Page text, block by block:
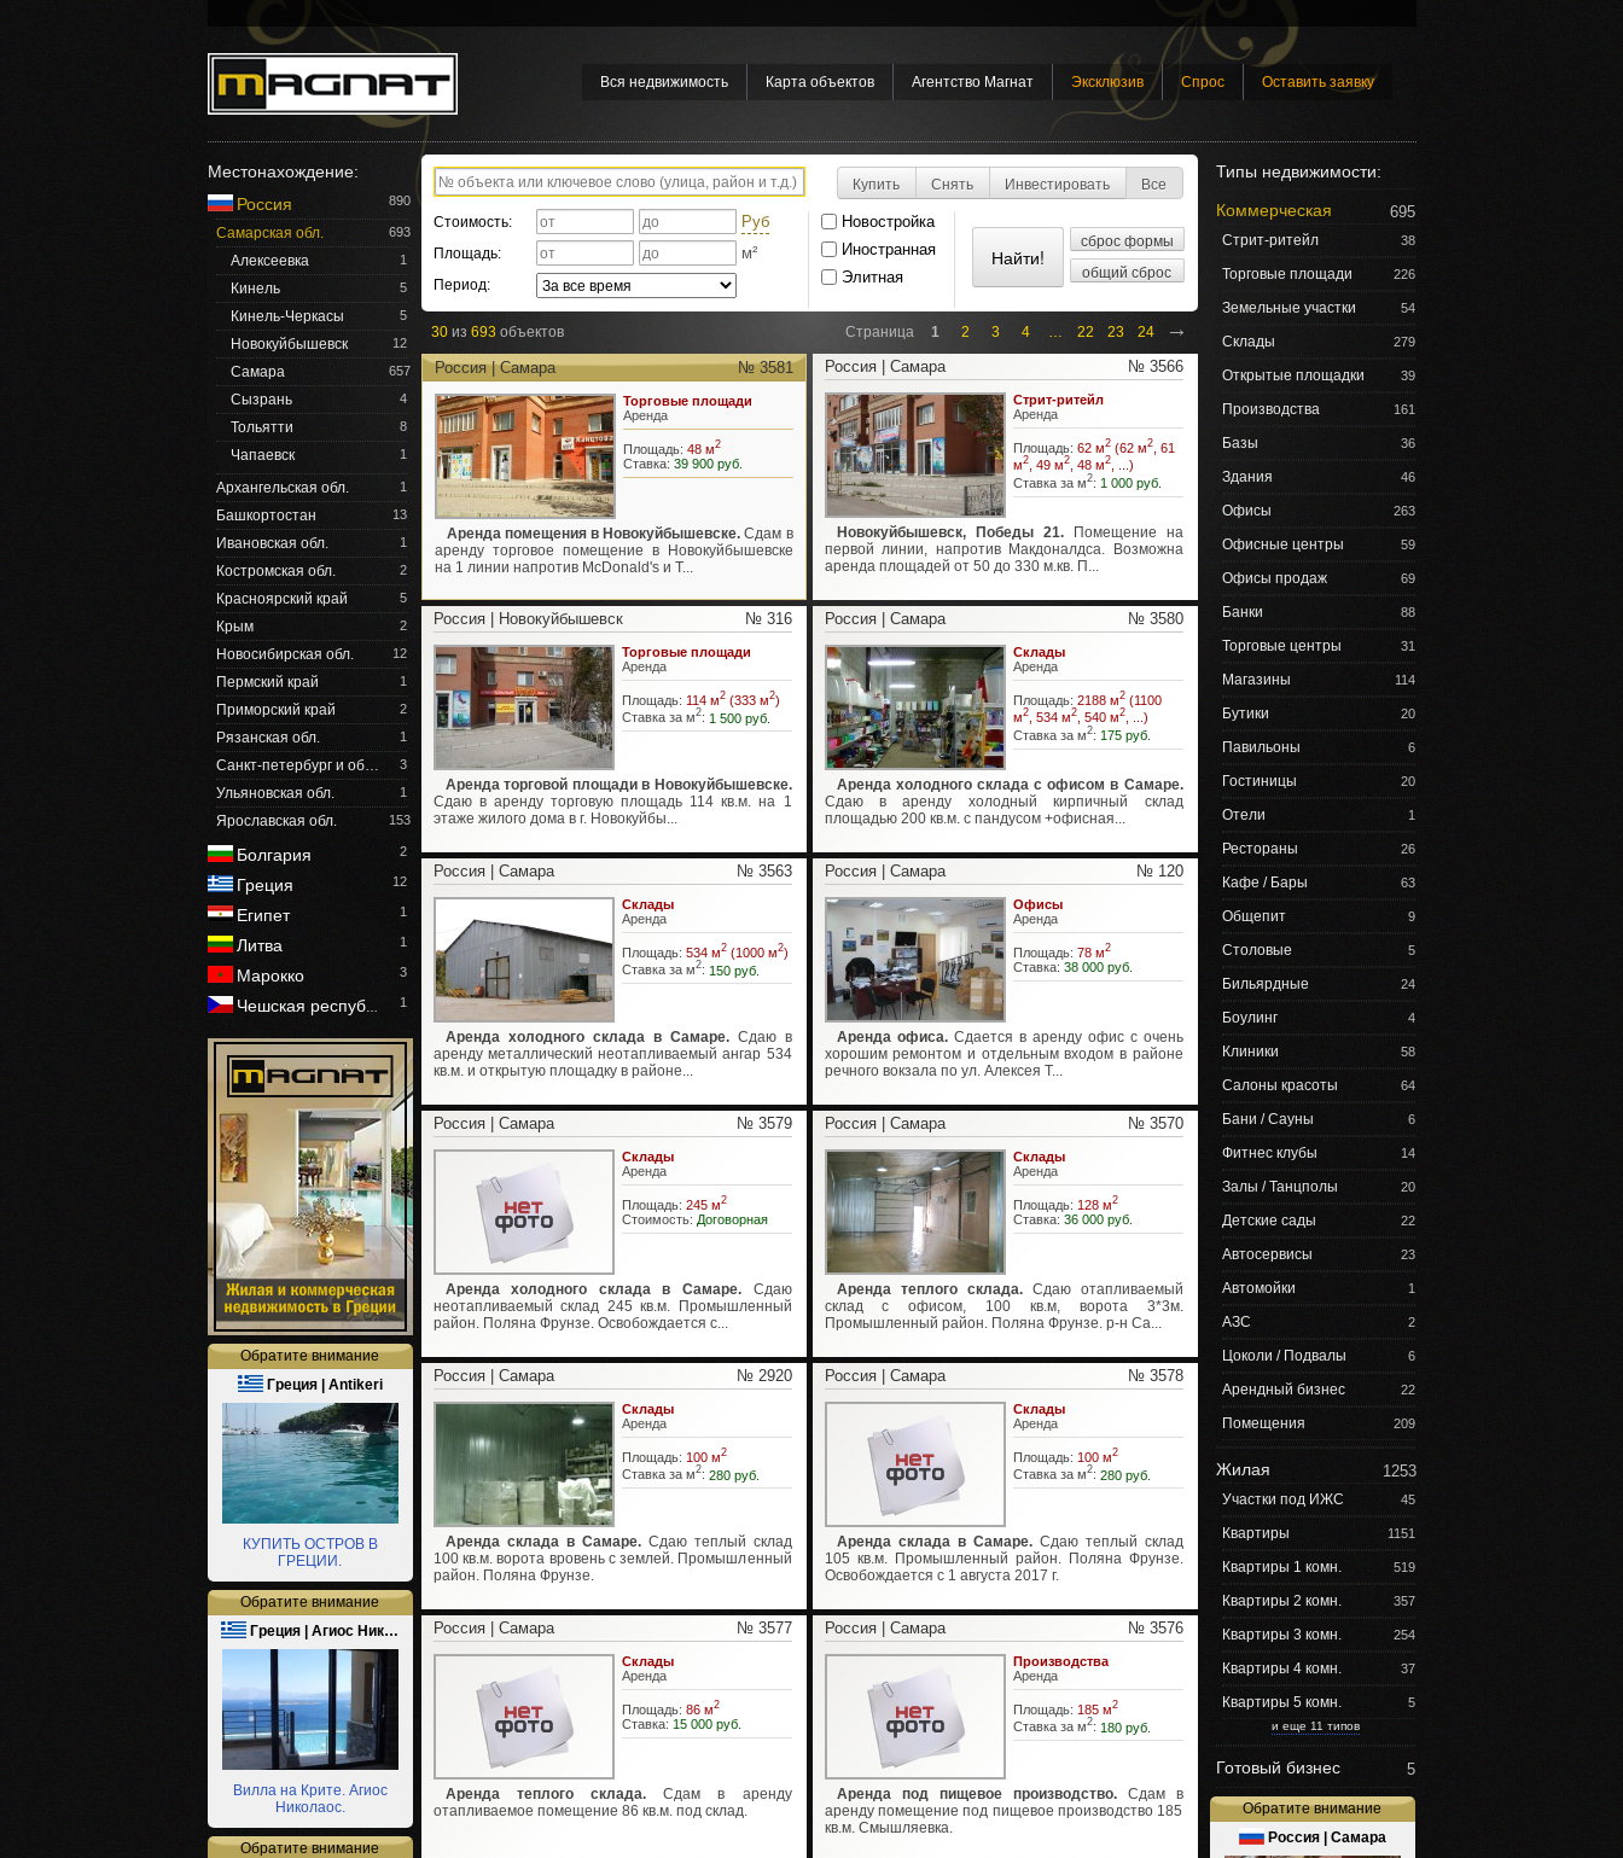
Вся недвижимость Карта объектов Агентство Магнат Эксклюзив Спрос Оставить заявку
Местонахождение:
Россия
890
Самарская обл. 693
Алексеевка 1
Кинель 5
Кинель-Черкасы 5
Новокуйбышевск 12
Самара 657
Сызрань 4
Тольятти 8
Чапаевск 1
Архангельская обл. 1
Башкортостан 13
Ивановская обл. 1
Костромская обл. 2
Красноярский край 5
Крым 2
Новосибирская обл. 12
Пермский край 1
Приморский край 2
Рязанская обл. 1
Санкт-петербург и об… 3
Ульяновская обл. 1
Ярославская обл. 153
Болгария 2
Греция 12
Египет 1
Литва 1
Марокко 3
Чешская респуб… 1
Обратите внимание
Греция | Antikeri
КУПИТЬ ОСТРОВ В
ГРЕЦИИ.
Обратите внимание
Греция | Агиос Ник…
Вилла на Крите. Агиос
Николаос.
Обратите внимание
Купить Снять Инвестировать Все
Стоимость: Руб
Площадь: м²
Период:
Новостройка
Иностранная
Элитная
30 из 693 объектов Страница 1 2 3 4 … 22 23 24 →
Россия | Самара № 3581
Торговые площади
Аренда
Площадь: 48 м2
Ставка: 39 900 руб.
Аренда помещения в Новокуйбышевске. Сдам в
аренду торговое помещение в Новокуйбышевске
на 1 линии напротив McDonald's и Т...
Россия | Самара № 3566
Стрит-ритейл
Аренда
Площадь: 62 м2(62 м2, 61
м2, 49 м2, 48 м2, ...)
Ставка за м2: 1 000 руб.
Новокуйбышевск, Победы 21.Помещение на
первой линии, напротив Макдоналдса. Возможна
аренда площадей от 50 до 330 м.кв. П...
Россия | Новокуйбышевск № 316
Торговые площади
Аренда
Площадь: 114 м2(333 м2)
Ставка за м2: 1 500 руб.
Аренда торговой площади в Новокуйбышевске.
Сдаю в аренду торговую площадь 114 кв.м. на 1
этаже жилого дома в г. Новокуйбы...
Россия | Самара № 3580
Склады
Аренда
Площадь: 2188 м2(1100
м2, 534 м2, 540 м2, ...)
Ставка за м2: 175 руб.
Аренда холодного склада с офисом в Самаре.
Сдаю в аренду холодный кирпичный склад
площадью 200 кв.м. с пандусом +офисная...
Россия | Самара № 3563
Склады
Аренда
Площадь: 534 м2(1000 м2)
Ставка за м2: 150 руб.
Аренда холодного склада в Самаре.Сдаю в
аренду металлический неотапливаемый ангар 534
кв.м. и открытую площадку в районе...
Россия | Самара № 120
Офисы
Аренда
Площадь: 78 м2
Ставка: 38 000 руб.
Аренда офиса.Сдается в аренду офис с очень
хорошим ремонтом и отдельным входом в районе
речного вокзала по ул. Алексея Т...
Россия | Самара № 3579
Склады
Аренда
Площадь: 245 м2
Стоимость: Договорная
Аренда холодного склада в Самаре.Сдаю
неотапливаемый склад 245 кв.м. Промышленный
район. Поляна Фрунзе. Освобождается с...
Россия | Самара № 3570
Склады
Аренда
Площадь: 128 м2
Ставка: 36 000 руб.
Аренда теплого склада.Сдаю отапливаемый
склад с офисом, 100 кв.м, ворота 3*3м.
Промышленный район. Поляна Фрунзе. р-н Са...
Россия | Самара № 2920
Склады
Аренда
Площадь: 100 м2
Ставка за м2: 280 руб.
Аренда склада в Самаре.Сдаю теплый склад
100 кв.м. ворота вровень с землей. Промышленный
район. Поляна Фрунзе.
Россия | Самара № 3578
Склады
Аренда
Площадь: 100 м2
Ставка за м2: 280 руб.
Аренда склада в Самаре.Сдаю теплый склад
105 кв.м. Промышленный район. Поляна Фрунзе.
Освобождается с 1 августа 2017 г.
Россия | Самара № 3577
Склады
Аренда
Площадь: 86 м2
Ставка: 15 000 руб.
Аренда теплого склада.Сдам в аренду
отапливаемое помещение 86 кв.м. под склад.
Россия | Самара № 3576
Производства
Аренда
Площадь: 185 м2
Ставка за м2: 180 руб.
Аренда под пищевое производство.Сдам в
аренду помещение под пищевое производство 185
кв.м. Смышляевка.
Типы недвижимости:
695
Коммерческая
38
Стрит-ритейл
226
Торговые площади
54
Земельные участки
279
Склады
39
Открытые площадки
161
Производства
36
Базы
46
Здания
263
Офисы
59
Офисные центры
69
Офисы продаж
88
Банки
31
Торговые центры
114
Магазины
20
Бутики
6
Павильоны
20
Гостиницы
1
Отели
26
Рестораны
63
Кафе / Бары
9
Общепит
5
Столовые
24
Бильярдные
4
Боулинг
58
Клиники
64
Салоны красоты
6
Бани / Сауны
14
Фитнес клубы
20
Залы / Танцполы
22
Детские сады
23
Автосервисы
1
Автомойки
2
АЗС
6
Цоколи / Подвалы
22
Арендный бизнес
209
Помещения
1253
Жилая
45
Участки под ИЖС
1151
Квартиры
519
Квартиры 1 комн.
357
Квартиры 2 комн.
254
Квартиры 3 комн.
37
Квартиры 4 комн.
5
Квартиры 5 комн.
и еще 11 типов
5
Готовый бизнес
Обратите внимание
Россия | Самара